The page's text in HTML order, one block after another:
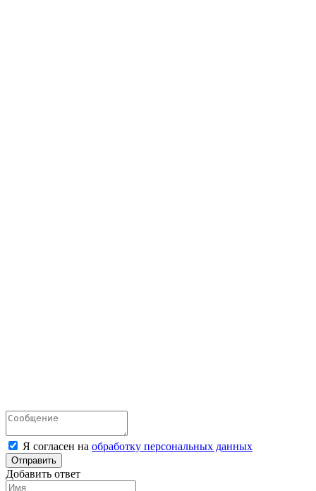
Я согласен на обработку персональных данных
Отправить
Добавить ответ